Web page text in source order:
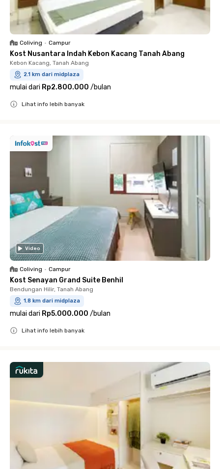
Coliving • Campur
Kost Nusantara Indah Kebon Kacang Tanah Abang
Kebon Kacang, Tanah Abang
2.1 km dari midplaza
mulai dari Rp2.800.000 /bulan
Lihat info lebih banyak
Video
Coliving • Campur
Kost Senayan Grand Suite Benhil
Bendungan Hilir, Tanah Abang
1.8 km dari midplaza
mulai dari Rp5.000.000 /bulan
Lihat info lebih banyak